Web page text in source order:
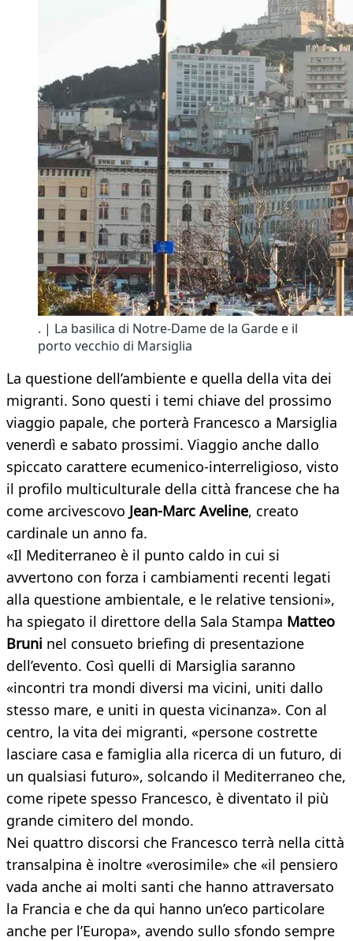
. | La basilica di Notre-Dame de la Garde e il
porto vecchio di Marsiglia
La questione dell’ambiente e quella della vita dei
migranti. Sono questi i temi chiave del prossimo
viaggio papale, che porterà Francesco a Marsiglia
venerdì e sabato prossimi. Viaggio anche dallo
spiccato carattere ecumenico-interreligioso, visto
il profilo multiculturale della città francese che ha
come arcivescovo Jean-Marc Aveline, creato
cardinale un anno fa.
«Il Mediterraneo è il punto caldo in cui si
avvertono con forza i cambiamenti recenti legati
alla questione ambientale, e le relative tensioni»,
ha spiegato il direttore della Sala Stampa Matteo
Bruni nel consueto briefing di presentazione
dell’evento. Così quelli di Marsiglia saranno
«incontri tra mondi diversi ma vicini, uniti dallo
stesso mare, e uniti in questa vicinanza». Con al
centro, la vita dei migranti, «persone costrette
lasciare casa e famiglia alla ricerca di un futuro, di
un qualsiasi futuro», solcando il Mediterraneo che,
come ripete spesso Francesco, è diventato il più
grande cimitero del mondo.
Nei quattro discorsi che Francesco terrà nella città
transalpina è inoltre «verosimile» che «il pensiero
vada anche ai molti santi che hanno attraversato
la Francia e che da qui hanno un’eco particolare
anche per l’Europa», avendo sullo sfondo sempre